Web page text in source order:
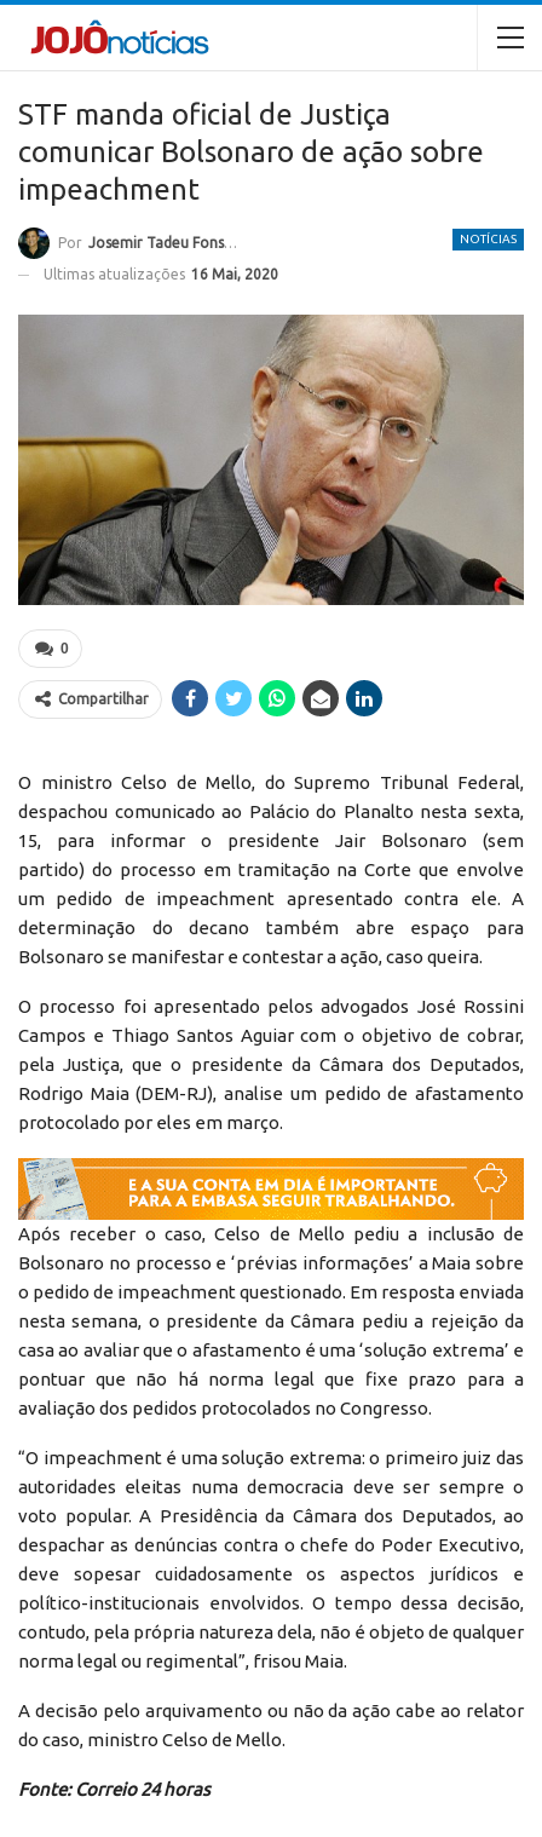
STF manda oficial de Justiça
comunicar Bolsonaro de ação sobre
impeachment
NOTÍCIAS
Por Josemir Tadeu Fonseca
Ultimas atualizações 16 Mai, 2020
0
Compartilhar
O ministro Celso de Mello, do Supremo Tribunal Federal,
despachou comunicado ao Palácio do Planalto nesta sexta,
15, para informar o presidente Jair Bolsonaro (sem
partido) do processo em tramitação na Corte que envolve
um pedido de impeachment apresentado contra ele. A
determinação do decano também abre espaço para
Bolsonaro se manifestar e contestar a ação, caso queira.
O processo foi apresentado pelos advogados José Rossini
Campos e Thiago Santos Aguiar com o objetivo de cobrar,
pela Justiça, que o presidente da Câmara dos Deputados,
Rodrigo Maia (DEM-RJ), analise um pedido de afastamento
protocolado por eles em março.
Após receber o caso, Celso de Mello pediu a inclusão de
Bolsonaro no processo e ‘prévias informações’ a Maia sobre
o pedido de impeachment questionado. Em resposta enviada
nesta semana, o presidente da Câmara pediu a rejeição da
casa ao avaliar que o afastamento é uma ‘solução extrema’ e
pontuar que não há norma legal que fixe prazo para a
avaliação dos pedidos protocolados no Congresso.
“O impeachment é uma solução extrema: o primeiro juiz das
autoridades eleitas numa democracia deve ser sempre o
voto popular. A Presidência da Câmara dos Deputados, ao
despachar as denúncias contra o chefe do Poder Executivo,
deve sopesar cuidadosamente os aspectos jurídicos e
político-institucionais envolvidos. O tempo dessa decisão,
contudo, pela própria natureza dela, não é objeto de qualquer
norma legal ou regimental”, frisou Maia.
A decisão pelo arquivamento ou não da ação cabe ao relator
do caso, ministro Celso de Mello.
Fonte: Correio 24 horas